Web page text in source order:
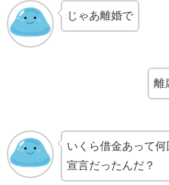
じゃあ離婚で
離
いくら借金あって
宣言だったんだ？